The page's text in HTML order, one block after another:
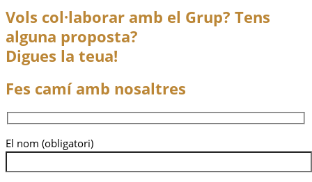
Vols col·laborar amb el Grup? Tens
alguna proposta?
Digues la teua!
Fes camí amb nosaltres
El nom (obligatori)